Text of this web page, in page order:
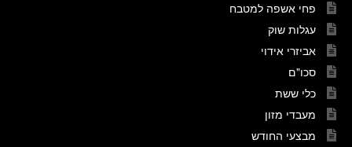
פחי אשפה למטבח
עגלות שוק
אביזרי אידוי
סכו"ם
כלי ששת
מעבדי מזון
מבצעי החודש